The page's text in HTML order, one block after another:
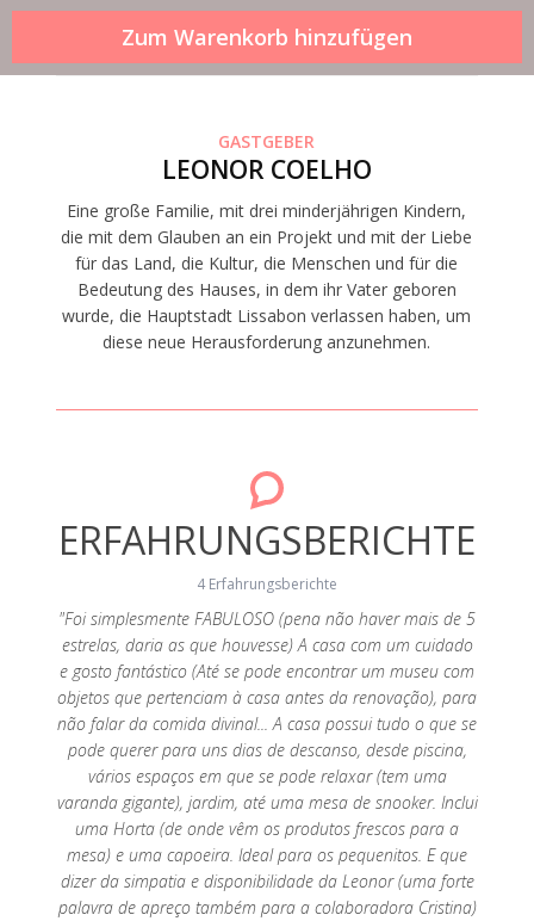
GASTGEBER
LEONOR COELHO
Eine große Familie, mit drei minderjährigen Kindern,
die mit dem Glauben an ein Projekt und mit der Liebe
für das Land, die Kultur, die Menschen und für die
Bedeutung des Hauses, in dem ihr Vater geboren
wurde, die Hauptstadt Lissabon verlassen haben, um
diese neue Herausforderung anzunehmen.
ERFAHRUNGSBERICHTE
4 Erfahrungsberichte
"Foi simplesmente FABULOSO (pena não haver mais de 5
estrelas, daria as que houvesse) A casa com um cuidado
e gosto fantástico (Até se pode encontrar um museu com
objetos que pertenciam à casa antes da renovação), para
não falar da comida divinal... A casa possui tudo o que se
pode querer para uns dias de descanso, desde piscina,
vários espaços em que se pode relaxar (tem uma
varanda gigante), jardim, até uma mesa de snooker. Inclui
uma Horta (de onde vêm os produtos frescos para a
mesa) e uma capoeira. Ideal para os pequenitos. E que
dizer da simpatia e disponibilidade da Leonor (uma forte
palavra de apreço também para a colaboradora Cristina)